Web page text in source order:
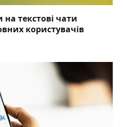
на текстові чати
користувачів